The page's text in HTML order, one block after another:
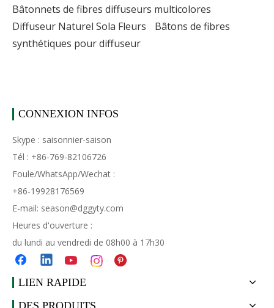
Bâtonnets de fibres diffuseurs multicolores
Diffuseur Naturel Sola Fleurs
Bâtons de fibres
synthétiques pour diffuseur
CONNEXION INFOS
Skype : saisonnier-saison
Tél : +86-769-82106726
Foule/WhatsApp/Wechat :
+86-19928176569
E-mail: season@dggyty.com
Heures d'ouverture :
du lundi au vendredi de 08h00 à 17h30
LIEN RAPIDE